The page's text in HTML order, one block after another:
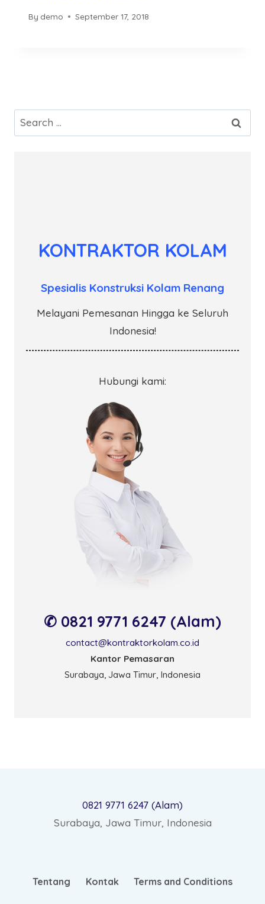
By demo September 17, 2018
Search
for:
KONTRAKTOR KOLAM
Spesialis Konstruksi Kolam Renang
Melayani Pemesanan Hingga ke Seluruh
Indonesia!
Hubungi kami:
✆ 0821 9771 6247 (Alam)
contact@kontraktorkolam.co.id
Kantor Pemasaran
Surabaya, Jawa Timur, Indonesia
0821 9771 6247 (Alam)
Surabaya, Jawa Timur, Indonesia
Tentang Kontak Terms and Conditions